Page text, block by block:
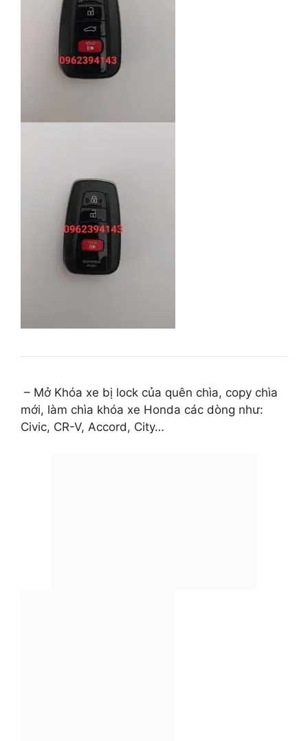
– Mở Khóa xe bị lock của quên chìa, copy chìa
mới, làm chìa khóa xe Honda các dòng như:
Civic, CR-V, Accord, City…